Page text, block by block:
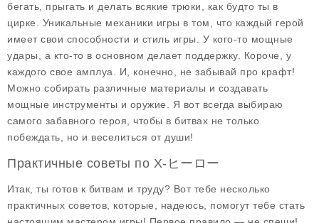
бегать, прыгать и делать всякие трюки, как будто ты в
цирке. Уникальные механики игры в том, что каждый герой
имеет свои способности и стиль игры. У кого-то мощные
удары, а кто-то в основном делает поддержку. Короче, у
каждого свое амплуа. И, конечно, не забывай про крафт!
Можно собирать различные материалы и создавать
мощные инструменты и оружие. Я вот всегда выбираю
самого забавного героя, чтобы в битвах не только
побеждать, но и веселиться от души!
Практичные советы по X-ヒーロー
Итак, ты готов к битвам и труду? Вот тебе несколько
практичных советов, которые, надеюсь, помогут тебе стать